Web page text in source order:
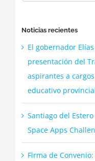
Noticias recientes
El gobernador
presentación del
aspirantes a
educativo
Santiago del
Space Apps
Firma de